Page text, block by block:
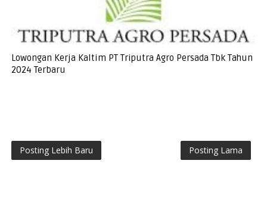
Lowongan Kerja Kaltim PT Triputra Agro Persada Tbk Tahun
2024 Terbaru
Posting Lebih Baru Posting Lama